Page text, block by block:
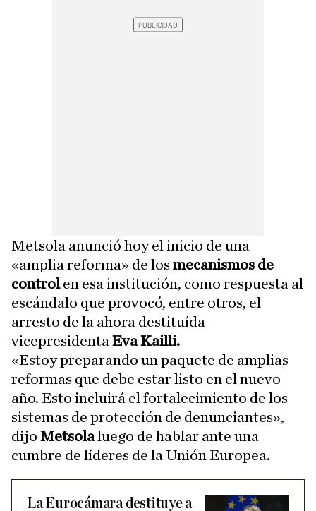
Metsola anunció hoy el inicio de una
«amplia reforma» de los mecanismos de
controlen esa institución, como respuesta al
escándalo que provocó, entre otros, el
arresto de la ahora destituída
vicepresidenta Eva Kailli.
«Estoy preparando un paquete de amplias
reformas que debe estar listo en el nuevo
año. Esto incluirá el fortalecimiento de los
sistemas de protección de denunciantes»,
dijo Metsolaluego de hablar ante una
cumbre de líderes de la Unión Europea.
La Eurocámara destituye a